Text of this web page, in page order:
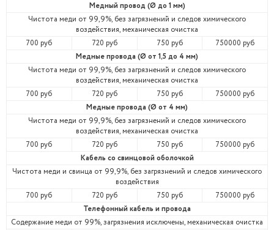
Медный провод (Ø до 1 мм)
Чистота меди от 99,9%, без загрязнений и следов химического
воздействия, механическая очистка
700 руб
720 руб 750 руб
750000 руб
Медные провода (Ø от 1,5 до 4 мм)
Чистота меди от 99,9%, без загрязнений и следов химического
воздействия, механическая очистка
700 руб
720 руб 750 руб
750000 руб
Медные провода (Ø от 4 мм)
Чистота меди от 99,9%, без загрязнений и следов химического
воздействия, механическая очистка
700 руб
720 руб 750 руб
750000 руб
Кабель со свинцовой оболочкой
Чистота меди и свинца от 99,9%, без загрязнений и следов химического
воздействия
700 руб
720 руб 750 руб
750000 руб
Телефонный кабель и провода
Содержание меди от 99%, загрязнения исключены, механическая очистка